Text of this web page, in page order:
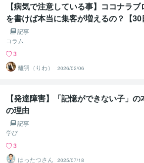
【病気で注意している事】ココナラブ
を書けば本当に集客が増えるの？【30
目】記事
コラム
3
離羽（りわ）
2026/02/06
【発達障害】「記憶ができない子」の
の理由
記事
学び
3
はったつさん
2025/07/18